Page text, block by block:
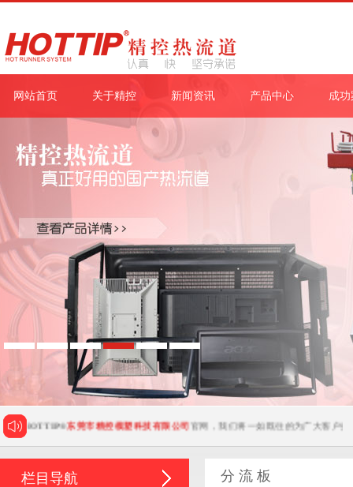
网站首页 关于精控 新闻资讯 产品中心 成
HOTTIP®东莞市精控模塑科技有限公司 官网，我们将一如既往的为广大客户提供
栏目导航 分 流 板